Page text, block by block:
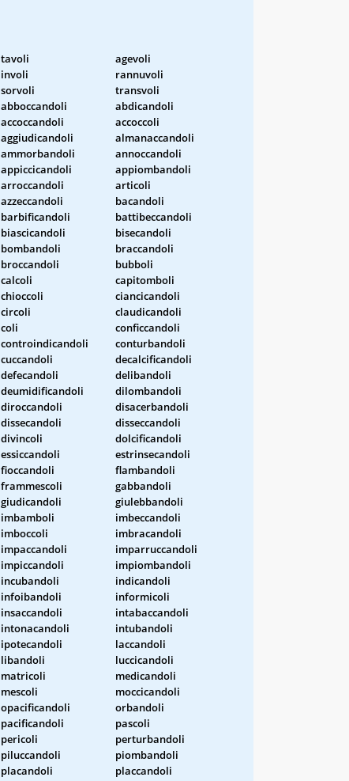
tavoli
agevoli
involi
rannuvoli
sorvoli
transvoli
abboccandoli
abdicandoli
accoccandoli
accoccoli
aggiudicandoli
almanaccandoli
ammorbandoli
annoccandoli
appiccicandoli
appiombandoli
arroccandoli
articoli
azzeccandoli
bacandoli
barbificandoli
battibeccandoli
biascicandoli
bisecandoli
bombandoli
braccandoli
broccandoli
bubboli
calcoli
capitomboli
chioccoli
ciancicandoli
circoli
claudicandoli
coli
conficcandoli
controindicandoli
conturbandoli
cuccandoli
decalcificandoli
defecandoli
delibandoli
deumidificandoli
dilombandoli
diroccandoli
disacerbandoli
dissecandoli
disseccandoli
divincoli
dolcificandoli
essiccandoli
estrinsecandoli
fioccandoli
flambandoli
frammescoli
gabbandoli
giudicandoli
giulebbandoli
imbamboli
imbeccandoli
imboccoli
imbracandoli
impaccandoli
imparruccandoli
impiccandoli
impiombandoli
incubandoli
indicandoli
infoibandoli
informicoli
insaccandoli
intabaccandoli
intonacandoli
intubandoli
ipotecandoli
laccandoli
libandoli
luccicandoli
matricoli
medicandoli
mescoli
moccicandoli
opacificandoli
orbandoli
pacificandoli
pascoli
pericoli
perturbandoli
piluccandoli
piombandoli
placandoli
placcandoli